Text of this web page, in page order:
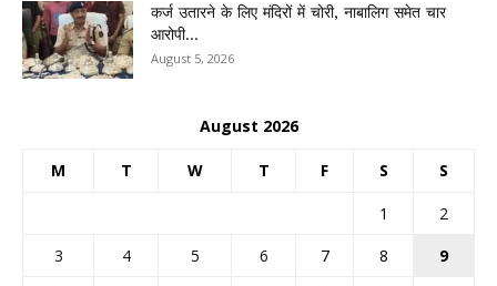
कर्ज उतारने के लिए मंदिरों में चोरी, नाबालिग समेत चार
आरोपी...
August 5, 2026
August 2026
M T W T F S S
1
2
3
4 5 6 7 8
9